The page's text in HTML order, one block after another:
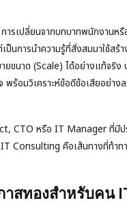
รเปลี่ยนจากบทบาทพนักงานห
การนำความรู้ที่สั่งสมมาใช้ส
ยขนาด (Scale) ได้อย่างแท้จริ
ร้อมวิเคราะห์ข้อดีข้อเสียอย่า
หรือ IT Manager ที่มีป
Consulting คือเส้นทางที่ท้า
าสทองสำหรับคน